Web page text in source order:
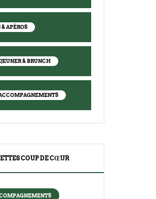
APÉROS
& BRUNCH
COUP DE CŒUR